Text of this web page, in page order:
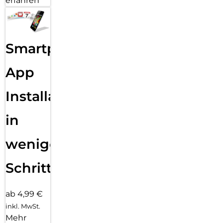
Smartphone
App
Installation
in
wenigen
Schritten
ab 4,99 €
inkl. MwSt.
Mehr